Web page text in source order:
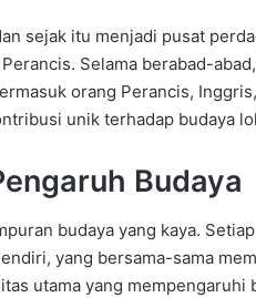
sejak itu menjadi pusat
Selama berabad-
orang Perancis,
unik terhadap budaya
Budaya
budaya yang kaya.
yang bersama-sama
utama yang mempengaruhi